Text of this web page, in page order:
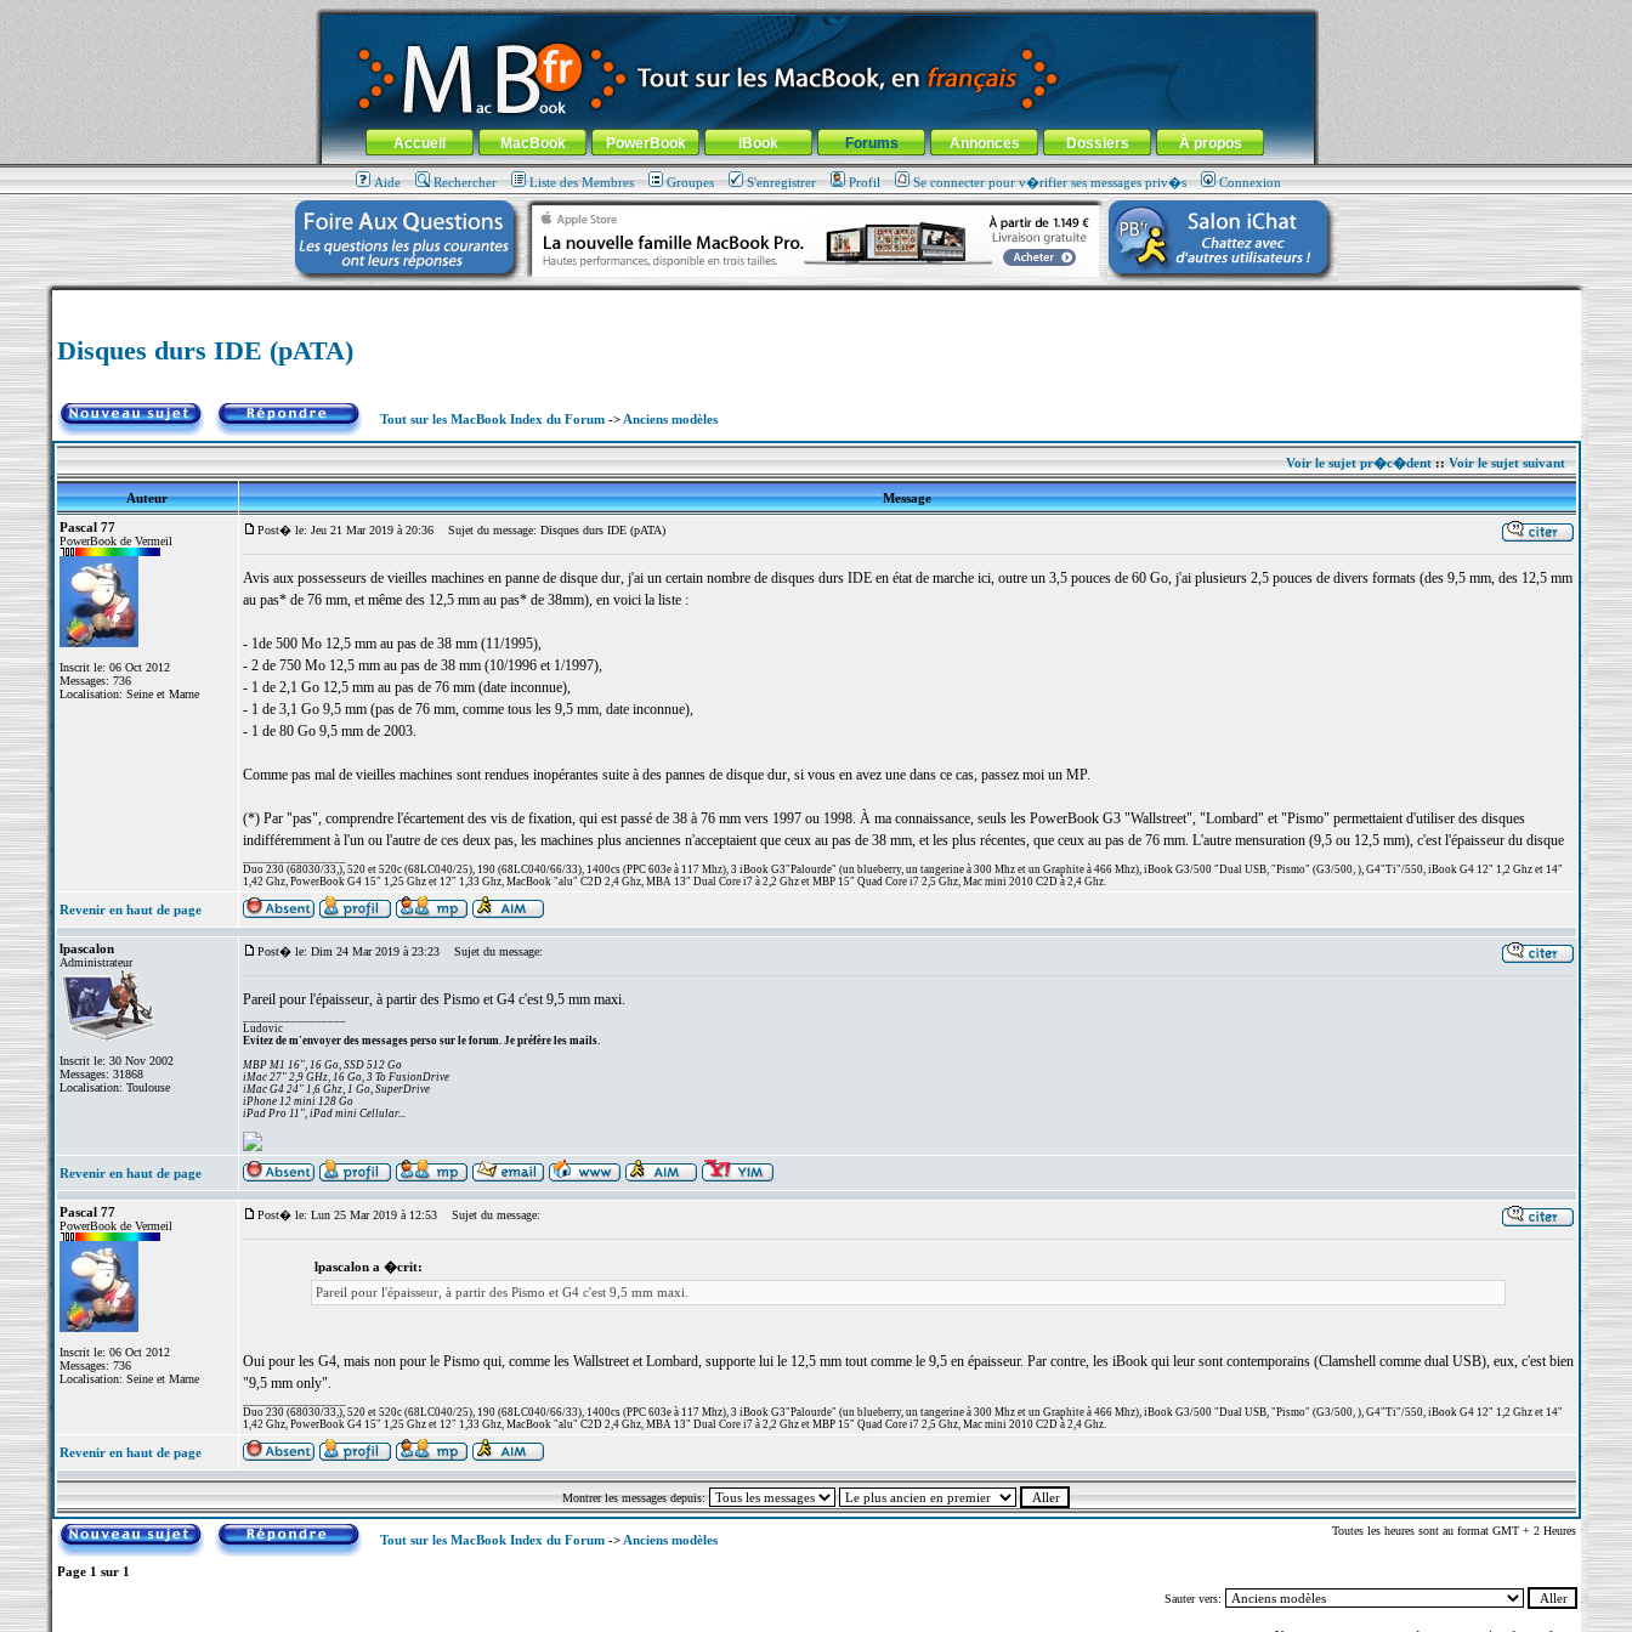
MacBook-fr.com : 100% Apple... 100% nomade !
Aller au contenu-Aller au menu général-Aller au menu de la rubrique
Menu général
Accueil MacBook PowerBook iBook Forums Annonces Dossiers À propos
Aide Rechercher Liste des Membres Groupes S'enregistrer Profil Se connecter pour v�rifier ses messages priv�s Connexion
Disques durs IDE (pATA)
Tout sur les MacBook Index du Forum-> Anciens modèles
Voir le sujet pr�c�dent::Voir le sujet suivant
Auteur
Message
Pascal 77
PowerBook de Vermeil
Inscrit le: 06 Oct 2012
Messages: 736
Localisation: Seine et Marne
Post� le: Jeu 21 Mar 2019 à 20:36 Sujet du message: Disques durs IDE (pATA)
Avis aux possesseurs de vieilles machines en panne de disque dur, j'ai un certain nombre de disques durs IDE en état de marche ici, outre un 3,5 pouces de 60 Go, j'ai plusieurs 2,5 pouces de divers formats (des 9,5 mm, des 12,5 mm
au pas* de 76 mm, et même des 12,5 mm au pas* de 38mm), en voici la liste :
- 1de 500 Mo 12,5 mm au pas de 38 mm (11/1995),
- 2 de 750 Mo 12,5 mm au pas de 38 mm (10/1996 et 1/1997),
- 1 de 2,1 Go 12,5 mm au pas de 76 mm (date inconnue),
- 1 de 3,1 Go 9,5 mm (pas de 76 mm, comme tous les 9,5 mm, date inconnue),
- 1 de 80 Go 9,5 mm de 2003.
Comme pas mal de vieilles machines sont rendues inopérantes suite à des pannes de disque dur, si vous en avez une dans ce cas, passez moi un MP.
(*) Par "pas", comprendre l'écartement des vis de fixation, qui est passé de 38 à 76 mm vers 1997 ou 1998. À ma connaissance, seuls les PowerBook G3 "Wallstreet", "Lombard" et "Pismo" permettaient d'utiliser des disques
indifféremment à l'un ou l'autre de ces deux pas, les machines plus anciennes n'acceptaient que ceux au pas de 38 mm, et les plus récentes, que ceux au pas de 76 mm. L'autre mensuration (9,5 ou 12,5 mm), c'est l'épaisseur du disque
Duo 230 (68030/33,), 520 et 520c (68LC040/25), 190 (68LC040/66/33), 1400cs (PPC 603e à 117 Mhz), 3 iBook G3"Palourde" (un blueberry, un tangerine à 300 Mhz et un Graphite à 466 Mhz), iBook G3/500 "Dual USB, "Pismo" (G3/500, ), G4"Ti"/550, iBook G4 12" 1,2 Ghz et 14"
1,42 Ghz, PowerBook G4 15" 1,25 Ghz et 12" 1,33 Ghz, MacBook "alu" C2D 2,4 Ghz, MBA 13" Dual Core i7 à 2,2 Ghz et MBP 15" Quad Core i7 2,5 Ghz, Mac mini 2010 C2D à 2,4 Ghz.
Revenir en haut de page
lpascalon
Administrateur
Inscrit le: 30 Nov 2002
Messages: 31868
Localisation: Toulouse
Post� le: Dim 24 Mar 2019 à 23:23 Sujet du message:
Pareil pour l'épaisseur, à partir des Pismo et G4 c'est 9,5 mm maxi.
Ludovic
Evitez de m'envoyer des messages perso sur le forum. Je préfère les mails.
MBP M1 16", 16 Go, SSD 512 Go
iMac 27" 2,9 GHz, 16 Go, 3 To FusionDrive
iMac G4 24" 1,6 Ghz, 1 Go, SuperDrive
iPhone 12 mini 128 Go
iPad Pro 11", iPad mini Cellular...
Revenir en haut de page
Pascal 77
PowerBook de Vermeil
Inscrit le: 06 Oct 2012
Messages: 736
Localisation: Seine et Marne
Post� le: Lun 25 Mar 2019 à 12:53 Sujet du message:
lpascalon a �crit:
Pareil pour l'épaisseur, à partir des Pismo et G4 c'est 9,5 mm maxi.
Oui pour les G4, mais non pour le Pismo qui, comme les Wallstreet et Lombard, supporte lui le 12,5 mm tout comme le 9,5 en épaisseur. Par contre, les iBook qui leur sont contemporains (Clamshell comme dual USB), eux, c'est bien
"9,5 mm only".
Duo 230 (68030/33,), 520 et 520c (68LC040/25), 190 (68LC040/66/33), 1400cs (PPC 603e à 117 Mhz), 3 iBook G3"Palourde" (un blueberry, un tangerine à 300 Mhz et un Graphite à 466 Mhz), iBook G3/500 "Dual USB, "Pismo" (G3/500, ), G4"Ti"/550, iBook G4 12" 1,2 Ghz et 14"
1,42 Ghz, PowerBook G4 15" 1,25 Ghz et 12" 1,33 Ghz, MacBook "alu" C2D 2,4 Ghz, MBA 13" Dual Core i7 à 2,2 Ghz et MBP 15" Quad Core i7 2,5 Ghz, Mac mini 2010 C2D à 2,4 Ghz.
Revenir en haut de page
Montrer les messages depuis:
Tout sur les MacBook Index du Forum-> Anciens modèles
Toutes les heures sont au format GMT + 2 Heures
Page 1 sur 1
Sauter vers: